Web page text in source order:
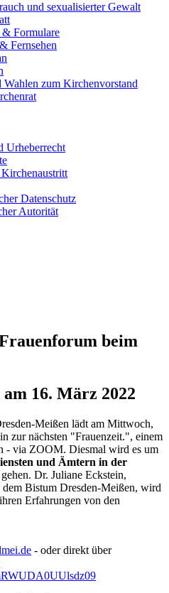
und sexualisierter Gewalt
Formulare
Fernsehen
Wahlen zum Kirchenvorstand
Urheberrecht
Datenschutz
Autorität
beim
16. März 2022
Meißen lädt am Mittwoch,
zur nächsten "Frauenzeit.", einem
- via ZOOM. Diesmal wird es um
und Ämtern in der
gehen. Dr. Juliane Eckstein,
Bistum Dresden-Meißen, wird
Erfahrungen von den
- oder direkt über